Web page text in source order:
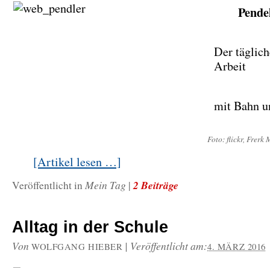
Der
Arbeit
mit Bahn
Foto: flickr, Frerk
[Artikel lesen …]
Veröffentlicht in Mein Tag | 2 Beiträge
Alltag in der Schule
Von WOLFGANG HIEBER | Veröffentlicht am:4. MÄRZ 2016